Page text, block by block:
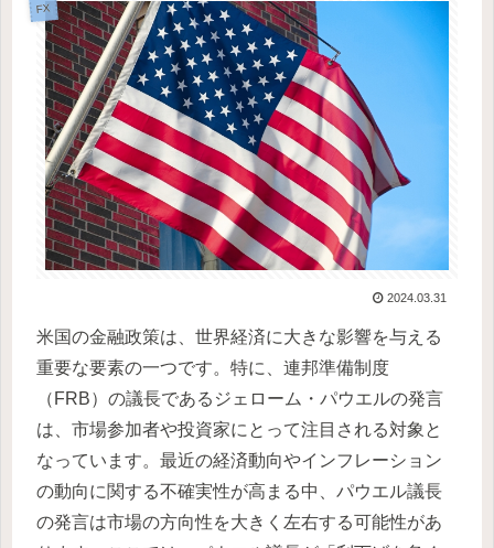
FX
2024.03.31
米国の金融政策は、世界経済に大きな影響を与える
重要な要素の一つです。特に、連邦準備制度
（FRB）の議長であるジェローム・パウエルの発言
は、市場参加者や投資家にとって注目される対象と
なっています。最近の経済動向やインフレーション
の動向に関する不確実性が高まる中、パウエル議長
の発言は市場の方向性を大きく左右する可能性があ